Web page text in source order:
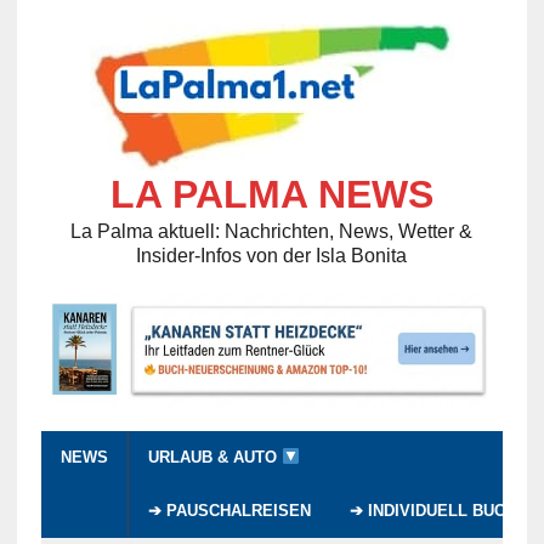
LA PALMA NEWS
La Palma aktuell: Nachrichten, News, Wetter &
Insider-Infos von der Isla Bonita
NEWS URLAUB & AUTO
➔ PAUSCHALREISEN ➔ INDIVIDUELL BUCHEN